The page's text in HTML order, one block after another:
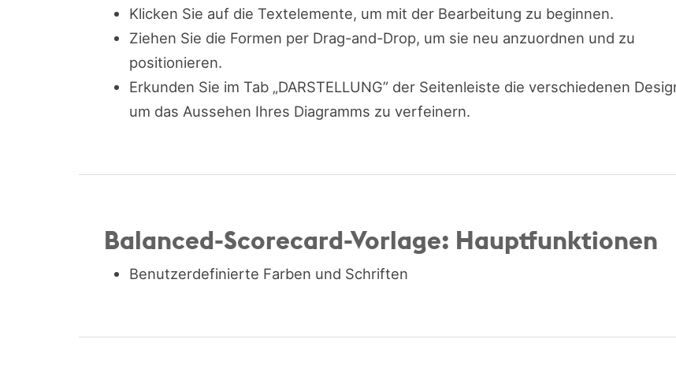
Klicken Sie auf die Textelemente, um mit der Bearbeitung zu beginnen.
Ziehen Sie die Formen per Drag-and-Drop, um sie neu anzuordnen und zu
positionieren.
Erkunden Sie im Tab „DARSTELLUNG” der Seitenleiste die verschiedenen
um das Aussehen Ihres Diagramms zu verfeinern.
Balanced-Scorecard-Vorlage: Hauptfunktionen
Benutzerdefinierte Farben und Schriften